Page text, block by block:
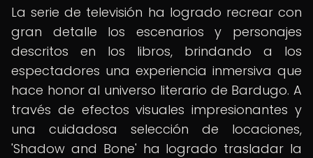
La serie de televisión ha logrado recrear con
gran detalle los escenarios y personajes
descritos en los libros, brindando a los
espectadores una experiencia inmersiva que
hace honor al universo literario de Bardugo. A
través de efectos visuales impresionantes y
una cuidadosa selección de locaciones,
'Shadow and Bone' ha logrado trasladar la